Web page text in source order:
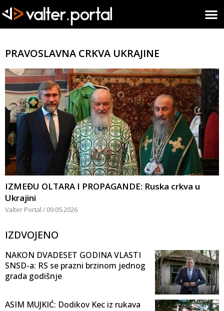
PRAVOSLAVNA CRKVA UKRAJINE
IZMEĐU OLTARA I PROPAGANDE: Ruska crkva u
Ukrajini
Valter Portal 09.05.2026
IZDVOJENO
NAKON DVADESET GODINA VLASTI
SNSD-a: RS se prazni brzinom jednog
grada godišnje
ASIM MUJKIĆ: Dodikov Kec iz rukava